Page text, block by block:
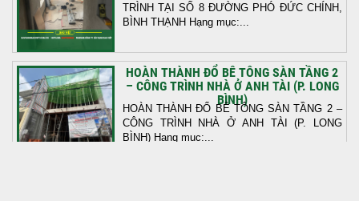
TRÌNH TẠI SỐ 8 ĐƯỜNG PHÓ ĐỨC CHÍNH,
BÌNH THẠNH Hạng mục:...
HOÀN THÀNH ĐỔ BÊ TÔNG SÀN TẦNG 2
– CÔNG TRÌNH NHÀ Ở ANH TÀI (P. LONG
BÌNH)
HOÀN THÀNH ĐỔ BÊ TÔNG SÀN TẦNG 2 –
CÔNG TRÌNH NHÀ Ở ANH TÀI (P. LONG
BÌNH) Hạng mục:...